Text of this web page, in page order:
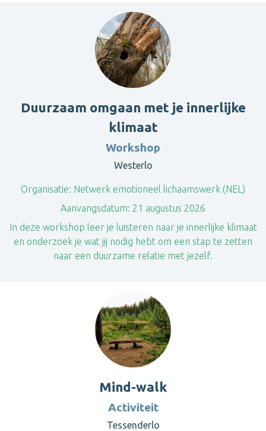
Duurzaam omgaan met je innerlijke
klimaat
Workshop
Westerlo
Organisatie: Netwerk emotioneel lichaamswerk (NEL)
Aanvangsdatum: 21 augustus 2026
In deze workshop leer je luisteren naar je innerlijke klimaat
en onderzoek je wat jij nodig hebt om een stap te zetten
naar een duurzame relatie met jezelf.
Mind-walk
Activiteit
Tessenderlo